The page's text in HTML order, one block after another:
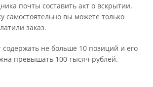
почты составить акт о вскрытии.
самостоятельно вы можете только
заказ.
содержать не больше 10 позиций и его
превышать 100 тысяч рублей.